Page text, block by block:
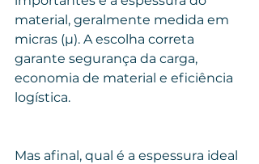
material, geralmente medida em
micras (µ). A escolha correta
garante segurança da carga,
economia de material e eficiência
logística.
Mas afinal, qual é a espessura ideal